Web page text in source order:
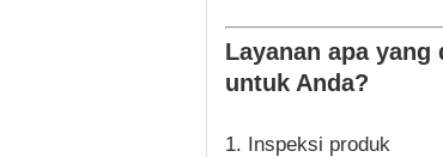
Layanan apa
untuk Anda?
1. Inspeksi produk